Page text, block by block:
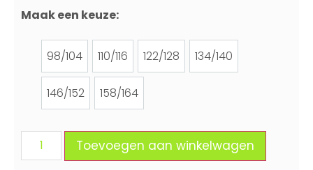
Maak een keuze:
98/104
98/104
110/116
110/116
122/128
122/128
134/140
134/140
146/152
146/152
158/164
158/164
Toevoegen aan winkelwagen